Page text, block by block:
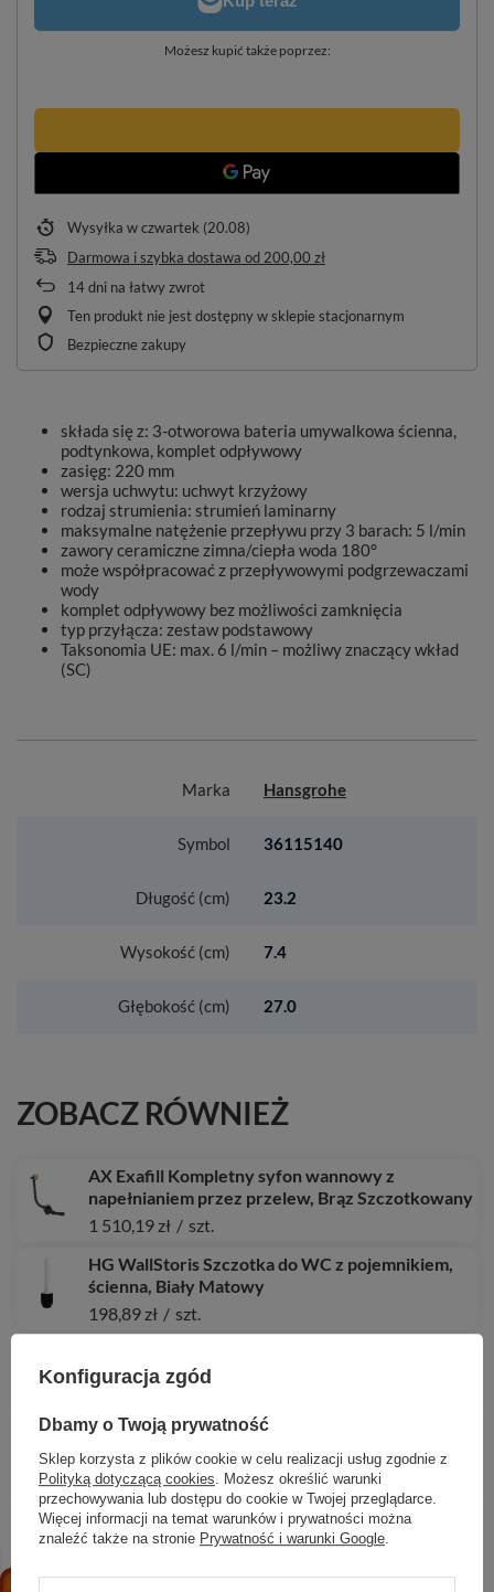
Możesz kupić także poprzez:
Wysyłka w czwartek (20.08)
Darmowa i szybka dostawa od 200,00 zł
14dni na łatwy zwrot
Ten produkt nie jest dostępny w sklepie stacjonarnym
Bezpieczne zakupy
składa się z: 3-otworowa bateria umywalkowa ścienna,
podtynkowa, komplet odpływowy
zasięg: 220 mm
wersja uchwytu: uchwyt krzyżowy
rodzaj strumienia: strumień laminarny
maksymalne natężenie przepływu przy 3 barach: 5 l/min
zawory ceramiczne zimna/ciepła woda 180°
może współpracować z przepływowymi podgrzewaczami
wody
komplet odpływowy bez możliwości zamknięcia
typ przyłącza: zestaw podstawowy
Taksonomia UE: max. 6 l/min – możliwy znaczący wkład
(SC)
Marka Hansgrohe
Symbol 36115140
Długość (cm) 23.2
Wysokość (cm) 7.4
Głębokość (cm) 27.0
ZOBACZ RÓWNIEŻ
AX Exafill Kompletny syfon wannowy z
napełnianiem przez przelew, Brąz Szczotkowany
1 510,19 zł / szt.
HG WallStoris Szczotka do WC z pojemnikiem,
ścienna, Biały Matowy
198,89 zł / szt.
5 182,36 zł / szt.
HG Focus Jednouchwytowa bateria wannowa,
podtynkowa do iBox universal, Chrom
691,38 zł / szt.
HG Talis E Jednouchwytowa bateria bidetowa z
kompletem odpływowym z cięgłem, Złoty
Konfiguracja zgód
Dbamy o Twoją prywatność
Sklep korzysta z plików cookie w celu realizacji usług zgodnie z
Polityką dotyczącą cookies. Możesz określić warunki
przechowywania lub dostępu do cookie w Twojej przeglądarce.
Więcej informacji na temat warunków i prywatności można
znaleźć także na stronie Prywatność i warunki Google.